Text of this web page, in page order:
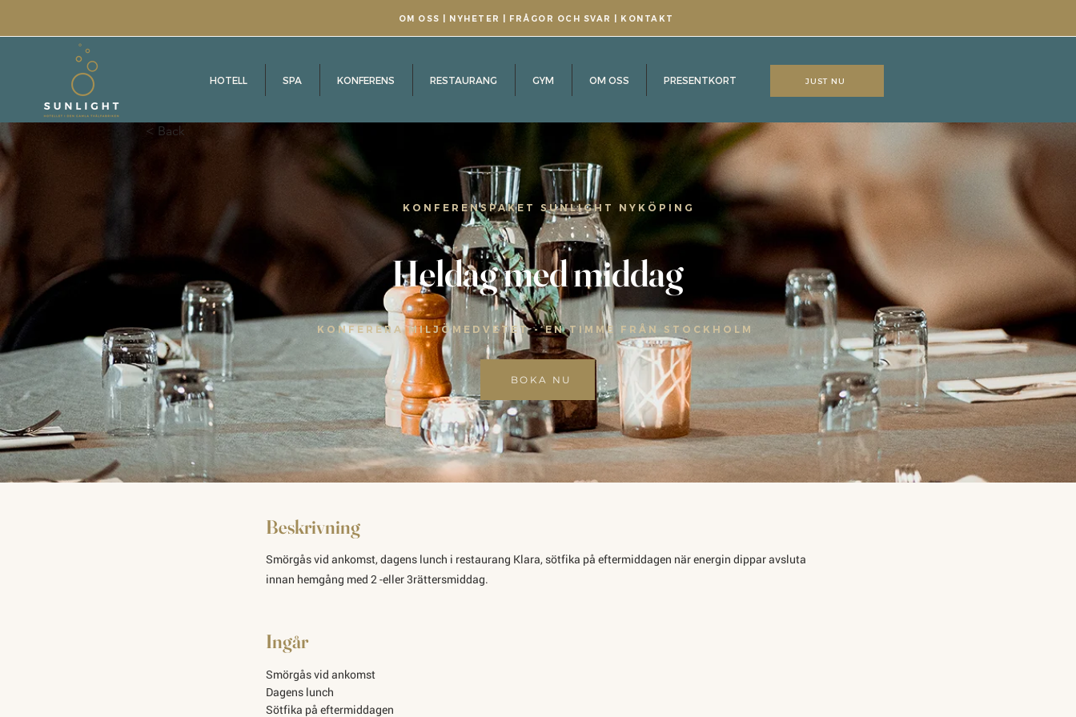
OM OSS NYHETER FRÅGOR OCH SVAR KONTAKT
HOTELL SPA KONFERENS RESTAURANG GYM OM OSS PRESENTKORT JUST NU
< Back
KONFERENSPAKET SUNLIGHT NYKÖPING
Heldag med middag
KONFERERA MILJÖMEDVETET - EN TIMME FRÅN STOCKHOLM
BOKA NU
Beskrivning
Smörgås vid ankomst, dagens lunch i restaurang Klara, sötfika på eftermiddagen när energin dippar avsluta
innan hemgång med 2 -eller 3rättersmiddag.
Ingår
Smörgås vid ankomst
Dagens lunch
Sötfika på eftermiddagen